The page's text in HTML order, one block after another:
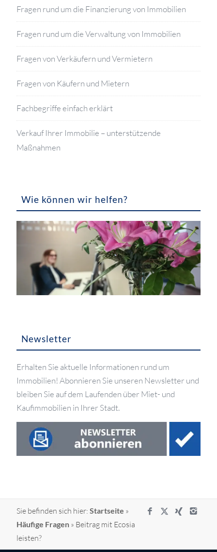
Fragen rund um die Finanzierung von Immobilien
Fragen rund um die Verwaltung von Immobilien
Fragen von Verkäufern und Vermietern
Fragen von Käufern und Mietern
Fachbegriffe einfach erklärt
Verkauf Ihrer Immobilie – unterstützende
Maßnahmen
Wie können wir helfen?
Newsletter
Erhalten Sie aktuelle Informationen rund um
Immobilien! Abonnieren Sie unseren Newsletter und
bleiben Sie auf dem Laufenden über Miet- und
Kaufimmobilien in Ihrer Stadt.
Sie befinden sich hier: Startseite »
Häufige Fragen» Beitrag mit Ecosia
leisten?